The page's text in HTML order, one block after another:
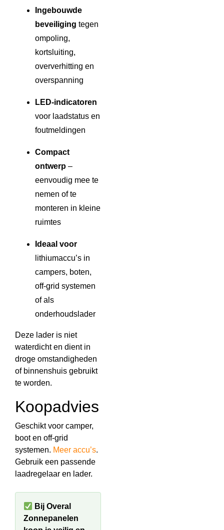
Ingebouwde
beveiliging tegen
ompoling,
kortsluiting,
oververhitting en
overspanning
LED-indicatoren
voor laadstatus en
foutmeldingen
Compact
ontwerp –
eenvoudig mee te
nemen of te
monteren in kleine
ruimtes
Ideaal voor
lithiumaccu’s in
campers, boten,
off-grid systemen
of als
onderhoudslader
Deze lader is niet
waterdicht en dient in
droge omstandigheden
of binnenshuis gebruikt
te worden.
Koopadvies
Geschikt voor camper,
boot en off-grid
systemen. Meer accu’s.
Gebruik een passende
laadregelaar en lader.
Bij Overal
Zonnepanelen